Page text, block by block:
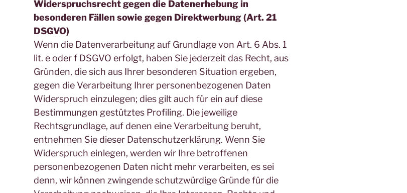
Widerspruchsrecht gegen die Datenerhebung in
besonderen Fällen sowie gegen Direktwerbung (Art. 21
DSGVO)
Wenn die Datenverarbeitung auf Grundlage von Art. 6 Abs. 1
lit. e oder f DSGVO erfolgt, haben Sie jederzeit das Recht, aus
Gründen, die sich aus Ihrer besonderen Situation ergeben,
gegen die Verarbeitung Ihrer personenbezogenen Daten
Widerspruch einzulegen; dies gilt auch für ein auf diese
Bestimmungen gestütztes Profiling. Die jeweilige
Rechtsgrundlage, auf denen eine Verarbeitung beruht,
entnehmen Sie dieser Datenschutzerklärung. Wenn Sie
Widerspruch einlegen, werden wir Ihre betroffenen
personenbezogenen Daten nicht mehr verarbeiten, es sei
denn, wir können zwingende schutzwürdige Gründe für die